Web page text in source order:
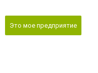
Это мое предприятие